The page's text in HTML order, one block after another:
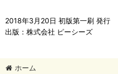
2018年3月20日 初版第一刷 発行
出版：株式会社 ピーシーズ
ホーム